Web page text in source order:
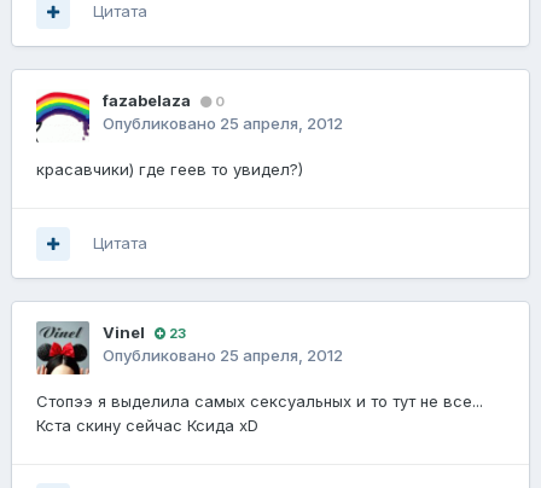
Цитата
fazabelaza 0
Опубликовано 25 апреля, 2012
красавчики) где геев то увидел?)
Цитата
Vinel 23
Опубликовано 25 апреля, 2012
Стопээ я выделила самых сексуальных и то тут не все...
Кста скину сейчас Ксида xD